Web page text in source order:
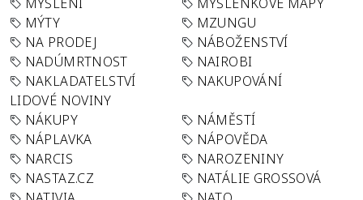
MÝTY
MZUNGU
NA PRODEJ
NÁBOŽENSTVÍ
NADÚMRTNOST
NAIROBI
NAKLADATELSTVÍ
LIDOVÉ NOVINY
NAKUPOVÁNÍ
NÁKUPY
NÁMĚSTÍ
NÁPLAVKA
NÁPOVĚDA
NARCIS
NAROZENINY
NASTAZ.CZ
NATÁLIE GROSSOVÁ